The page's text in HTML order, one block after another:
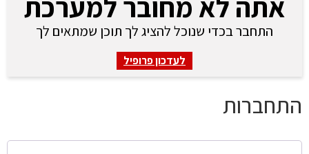
התחבר בכדי שנוכל להציג לך תוכן שמתאים לך
לעדכון פרופיל
התחברות